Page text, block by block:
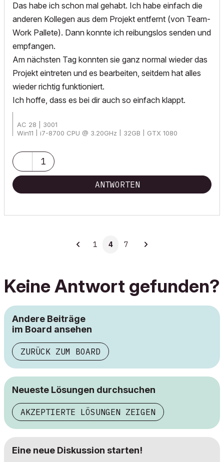
Das habe ich schon mal gehabt. Ich habe einfach die
anderen Kollegen aus dem Projekt entfernt (von Team-
Work Pallete). Dann konnte ich reibungslos senden und
empfangen.
Am nächsten Tag konnten sie ganz normal wieder das
Projekt eintreten und es bearbeiten, seitdem hat alles
wieder richtig funktioniert.
Ich hoffe, dass es bei dir auch so einfach klappt.
AC 28 | 3001
Win11 | i7-8700 CPU @ 3.20GHz | 32GB | GTX 1080
1
ANTWORTEN
1 4 7
Keine Antwort gefunden?
Andere Beiträge
im Board ansehen
ZURÜCK ZUM BOARD
Neueste Lösungen durchsuchen
AKZEPTIERTE LÖSUNGEN ZEIGEN
Eine neue Diskussion starten!